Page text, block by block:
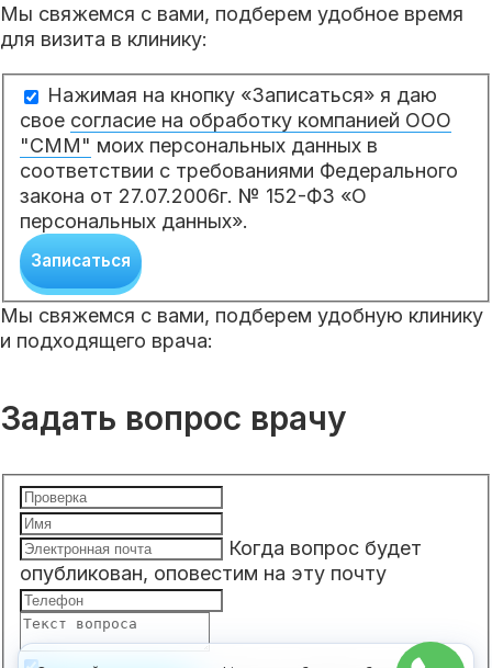
Мы свяжемся с вами, подберем удобное время
для визита в клинику:
Нажимая на кнопку «Записаться» я даю
свое согласие на обработку компанией ООО
"СММ" моих персональных данных в
соответствии с требованиями Федерального
закона от 27.07.2006г. № 152-ФЗ «О
персональных данных».
Записаться
Мы свяжемся с вами, подберем удобную клинику
и подходящего врача:
Задать вопрос врачу
Когда вопрос будет
опубликован, оповестим на эту почту